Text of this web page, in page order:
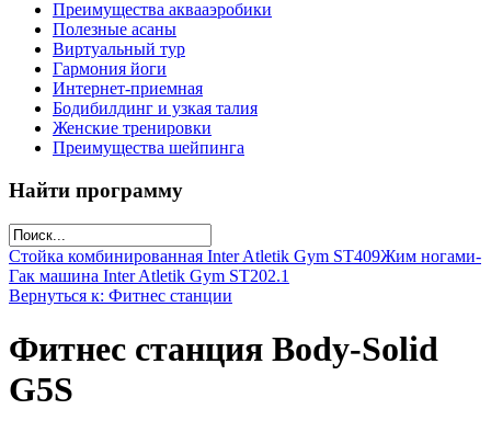
Преимущества аквааэробики
Полезные асаны
Виртуальный тур
Гармония йоги
Интернет-приемная
Бодибилдинг и узкая талия
Женские тренировки
Преимущества шейпинга
Найти программу
Стойка комбинированная Inter Atletik Gym ST409Жим ногами-
Гак машина Inter Atletik Gym ST202.1
Вернуться к: Фитнес станции
Фитнес станция Body-Solid
G5S